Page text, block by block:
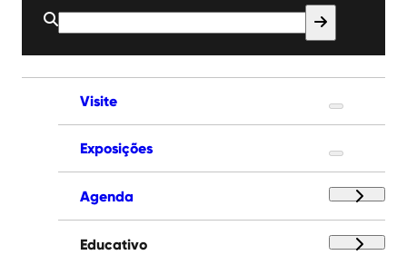
Buscar
por:
Visite
Exposições
Agenda
Educativo